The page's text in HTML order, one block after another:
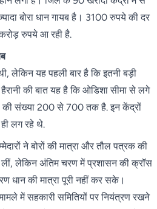
बोरा धान गायब है। 3100 रुपये की दर
रुपये आ रही है.
लेकिन यह पहली बार है कि इतनी बड़ी
हैरानी की बात यह है कि ओडिशा सीमा से लगे
की संख्या 200 से 700 तक है. इन केंद्रों
लग रहे थे.
ने बोरों की मात्रा और तौल पत्रक की
लीं, लेकिन अंतिम चरण में प्रशासन की क्रॉस
धान की मात्रा पूरी नहीं कर सके।
में सहकारी समितियों पर नियंत्रण रखने